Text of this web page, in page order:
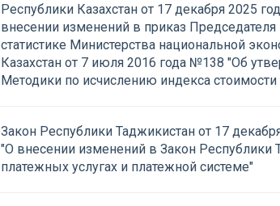
Республики Казахстан от 17 декабря 2025
внесении изменений в приказ Председателя
статистике Министерства национальной
Казахстан от 7 июля 2016 года №138 "Об
Методики по исчислению индекса стоимости
Закон Республики Таджикистан от 17
"О внесении изменений в Закон Республики
платежных услугах и платежной системе"